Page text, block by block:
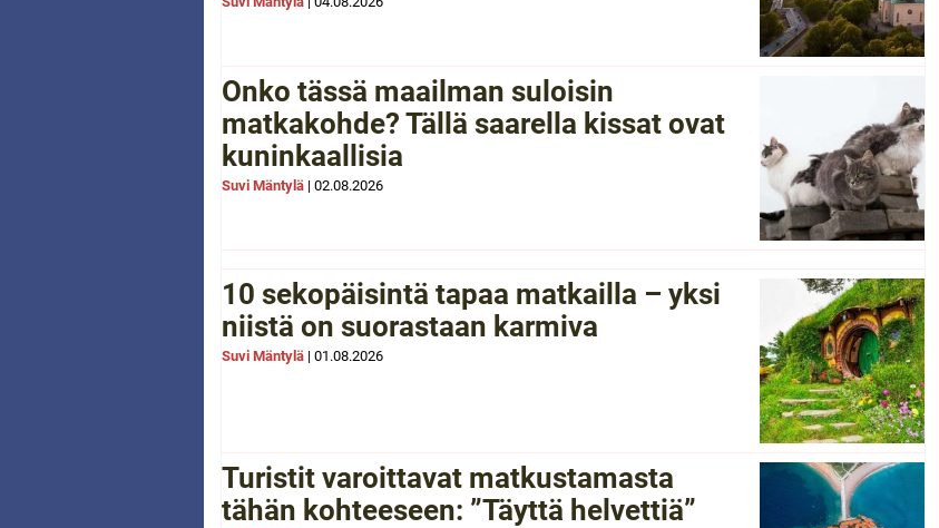
Onko tässä maailman suloisin
matkakohde? Tällä saarella kissat ovat
kuninkaallisia
Suvi Mäntylä | 02.08.2026
10 sekopäisintä tapaa matkailla – yksi
niistä on suorastaan karmiva
Suvi Mäntylä | 01.08.2026
Turistit varoittavat matkustamasta
tähän kohteeseen: ”Täyttä helvettiä”